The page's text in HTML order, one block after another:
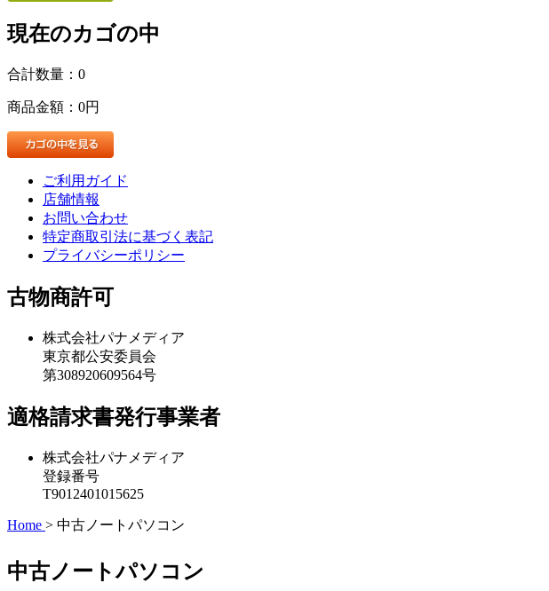
現在のカゴの中
合計数量： 0
商品金額： 0円
ご利用ガイド
店舗情報
お問い合わせ
特定商取引法に基づく表記
プライバシーポリシー
古物商許可
株式会社パナメディア
東京都公安委員会
第308920609564号
適格請求書発行事業者
株式会社パナメディア
登録番号
T9012401015625
Home > 中古ノートパソコン
中古ノートパソコン